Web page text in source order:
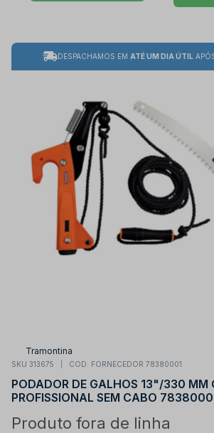
DESPACHAMOS EM ATÉ UM DIA ÚTIL
Tramontina
SKU 313675 COD. FORNECEDOR 78380001
PODADOR DE GALHOS 13"/330 MM
PROFISSIONAL SEM CABO
Produto fora de linha